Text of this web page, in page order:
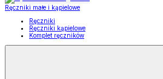
Ręczniki małe i kąpielowe
Ręczniki
Ręczniki kąpielowe
Komplet ręczników